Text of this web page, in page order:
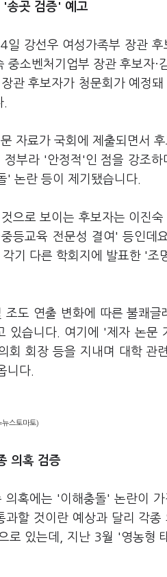
송곳 검증' 예고
강선우 여성가족부 장관
중소벤처기업부 장관 후보자
관 후보자가 청문회가 예정
자료가 국회에 제출되면서
부라 '안정적'인 점을 강조
' 논란 등이 제기됐습니다.
으로 보이는 후보자는 이진
등교육 전문성 결여' 등인데
기 다른 학회지에 발표한 '조
도 연출 변화에 따른 불쾌
있습니다. 여기에 '제자 논
회 회장 등을 지내며 대학 관
니다.
뉴스토마토)
의혹 검증
의혹에는 '이해충돌' 논란이
과할 것이란 예상과 달리 각
로 있는데, 지난 3월 '영농형